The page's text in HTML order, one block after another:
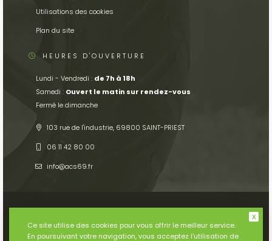
Utilisations des cookies
Plan du site
HEURES D'OUVERTURE
Lundi - Vendredi : de 7h à 18h
Samedi : Ouvert le matin sur rendez-vous
Fermé le dimanche
103 rue de l'industrie, 69800 SAINT-PRIEST
06 11 42 80 00
info
acs69.fr
© 2026Tous droits réservés. Conception parSerco Point Web
Ce site utilise des cookies pour vous offrir le meilleur service.
En poursuivant votre navigation, vous acceptez l’utilisation de